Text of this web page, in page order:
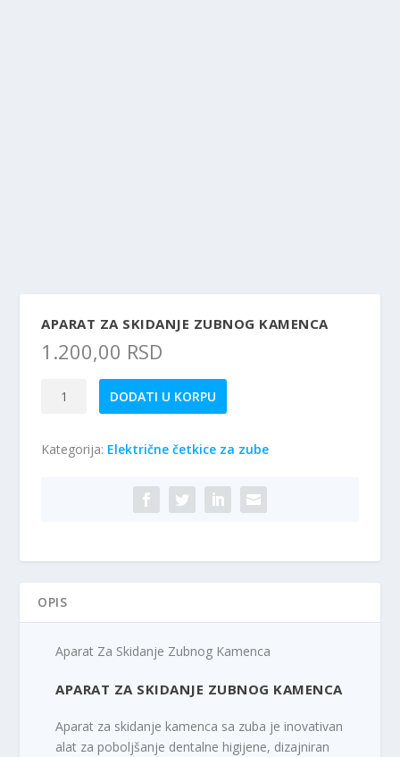
APARAT ZA SKIDANJE ZUBNOG KAMENCA
1.200,00 RSD
Zubnog
DODATI U KORPU
Kategorija: Električne četkice za zube
OPIS
Aparat Za Skidanje Zubnog Kamenca
APARAT ZA SKIDANJE ZUBNOG KAMENCA
Aparat za skidanje kamenca sa zuba je inovativan
alat za poboljšanje dentalne higijene, dizajniran